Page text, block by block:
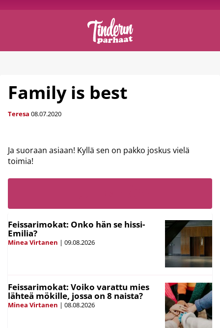
Family is best
Teresa 08.07.2020
Ja suoraan asiaan! Kyllä sen on pakko joskus vielä
toimia!
Feissarimokat: Onko hän se hissi-
Emilia?
Minea Virtanen | 09.08.2026
Feissarimokat: Voiko varattu mies
lähteä mökille, jossa on 8 naista?
Minea Virtanen | 08.08.2026